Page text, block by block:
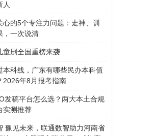
人
心的5个专注力问题：走神、训
，一次说清
童剧全国重榜来袭
本科线，广东有哪些民办本科值
2026年8月报考指南
发稿平台怎么选？两大本土合规
实测推荐
豫见未来，联通数智助力河南省